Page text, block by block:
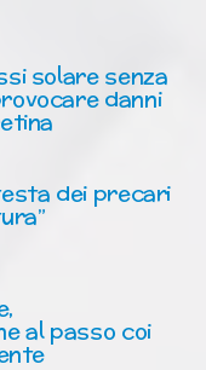
solare senza
danni
dei precari
al passo coi